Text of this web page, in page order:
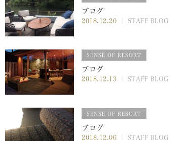
ブログ
2018.12.20 ｜ STAFF BLOG
SENSE OF RESORT
ブログ
2018.12.13 ｜ STAFF BLOG
SENSE OF RESORT
ブログ
2018.12.06 ｜ STAFF BLOG